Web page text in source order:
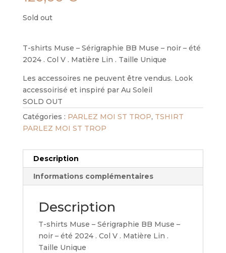
Sold out
T-shirts Muse – Sérigraphie BB Muse – noir – été
2024 . Col V . Matière Lin . Taille Unique
Les accessoires ne peuvent être vendus. Look
accessoirisé et inspiré par Au Soleil
SOLD OUT
Catégories : PARLEZ MOI ST TROP, TSHIRT
PARLEZ MOI ST TROP
Description
Informations complémentaires
Description
T-shirts Muse – Sérigraphie BB Muse –
noir – été 2024 . Col V . Matière Lin .
Taille Unique